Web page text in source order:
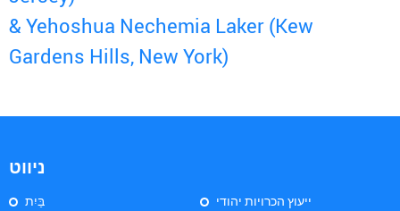
& Yehoshua Nechemia Laker (Kew
Gardens Hills, New York)
ניווט
בַּיִת
ייעוץ הכרויות יהודי